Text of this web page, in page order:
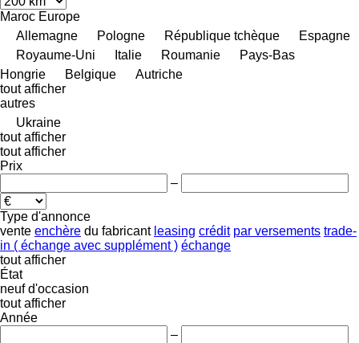
Maroc Europe
Allemagne
Pologne République tchèque
Espagne
Royaume-Uni
Italie Roumanie
Pays-Bas
Hongrie
Belgique
Autriche
tout afficher
autres
Ukraine
tout afficher
tout afficher
Prix
–
Type d'annonce
vente enchère du fabricant leasing crédit par versements trade-
in ( échange avec supplément ) échange
tout afficher
État
neuf d'occasion
tout afficher
Année
–